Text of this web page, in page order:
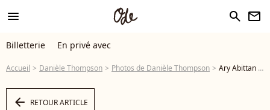
menu search newsletter
Billetterie En privé avec
Accueil Danièle Thompson Photos de Danièle Thompson Ary Abittan était également présent, une apparition remarquée après une vidéo récente tournée dans les coulisses de son spectacle. Ary Abittan, Danièle Thompson, Arielle Dombasle - Arielle Dombasle est élevée au rang d'Officière de l'ordre des Arts et Lettres au Ministère de la Culture à Paris le 08 Décembre 2025. © Philippe Baldini / Bestimage - Photo
arrow_left RETOUR ARTICLE